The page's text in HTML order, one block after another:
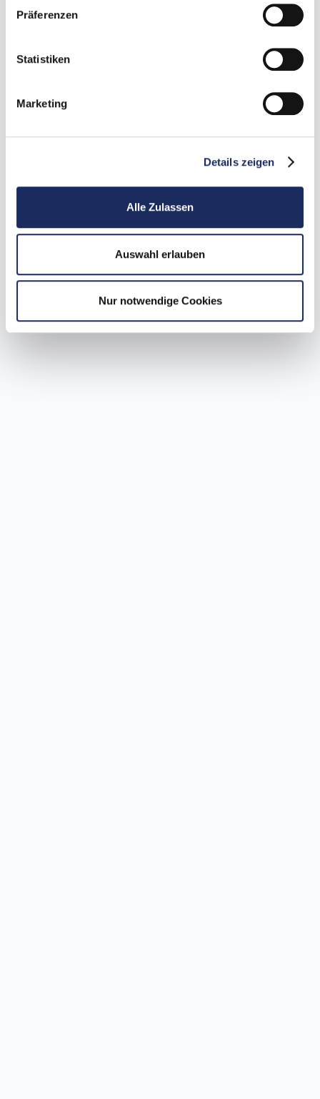
Präferenzen
Statistiken
Marketing
Details zeigen
Alle Zulassen
Auswahl erlauben
Nur notwendige Cookies